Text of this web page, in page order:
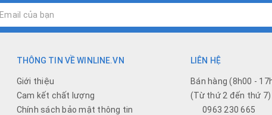
THÔNG TIN VỀ WINLINE.VN
Giới thiệu
Cam kết chất lượng
Chính sách bảo mật thông tin
LIÊN HỆ
Bán hàng (8h00 -
(Từ thứ 2 đến thứ 7)
0963 230 665